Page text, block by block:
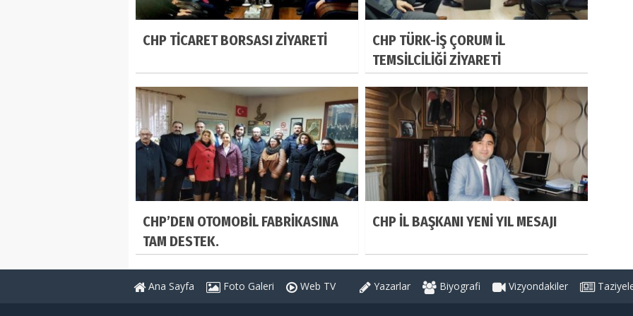
CHP TİCARET BORSASI ZİYARETİ
CHP TÜRK-İŞ ÇORUM İL
TEMSİLCİLİĞİ ZİYARETİ
CHP’DEN OTOMOBİL FABRİKASINA
TAM DESTEK.
CHP İL BAŞKANI YENİ YIL MESAJI
Ana Sayfa Foto Galeri Web TV Yazarlar Biyografi Vizyondakiler